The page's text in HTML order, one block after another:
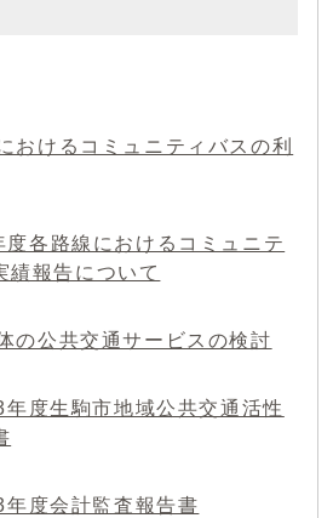
おけるコミュニティバスの利
各路線におけるコミュニテ
績報告について
の公共交通サービスの検討
度生駒市地域公共交通活性
度会計監査報告書